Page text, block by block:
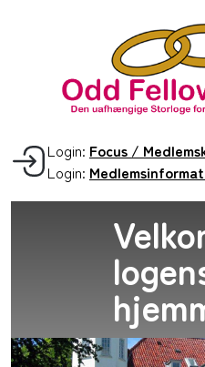
Login: Focus /
Login: